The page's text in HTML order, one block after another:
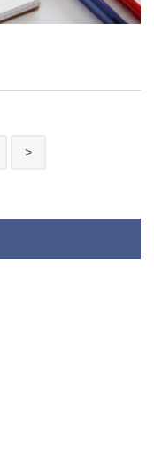
後
>